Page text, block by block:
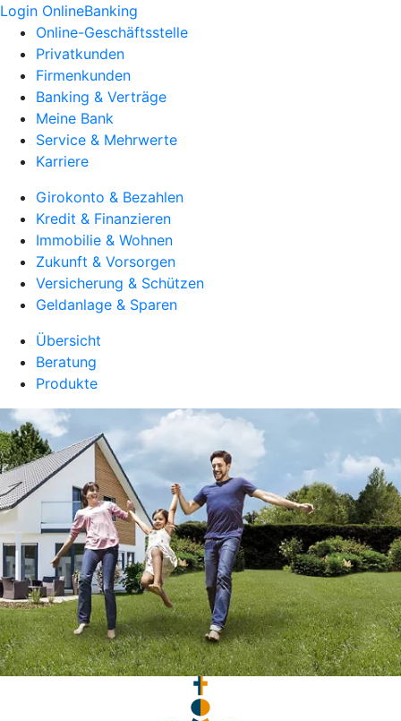
Login OnlineBanking
Online-Geschäftsstelle
Privatkunden
Firmenkunden
Banking & Verträge
Meine Bank
Service & Mehrwerte
Karriere
Girokonto & Bezahlen
Kredit & Finanzieren
Immobilie & Wohnen
Zukunft & Vorsorgen
Versicherung & Schützen
Geldanlage & Sparen
Übersicht
Beratung
Produkte